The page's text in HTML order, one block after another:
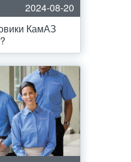
2024-08-20
КамАЗ